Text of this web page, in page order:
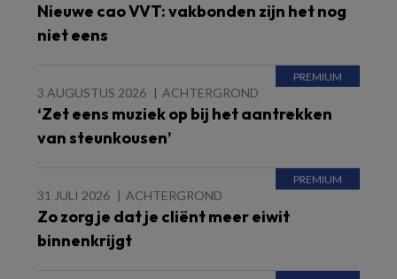
Nieuwe cao VVT: vakbonden zijn het nog
niet eens
3 AUGUSTUS 2026 ACHTERGROND
‘Zet eens muziek op bij het aantrekken
van steunkousen’
31 JULI 2026 ACHTERGROND
Zo zorg je dat je cliënt meer eiwit
binnenkrijgt